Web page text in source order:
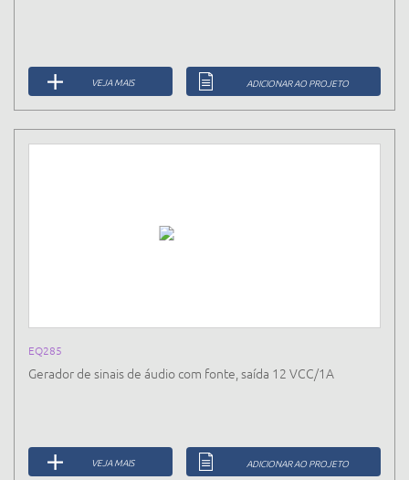
VEJA MAIS ADICIONAR AO PROJETO
EQ285
Gerador de sinais de áudio com fonte, saída 12 VCC/1A
VEJA MAIS ADICIONAR AO PROJETO